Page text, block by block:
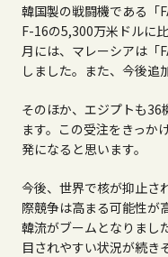
韓国製の戦闘機である「
F-16の5,300万米ドルに
月には、マレーシアは「
しました。また、今後追
そのほか、エジプトも36
ます。この受注をきっか
発になると思います。
今後、世界で核が抑止さ
際競争は高まる可能性が
韓流がブームとなりまし
目されやすい状況が続き